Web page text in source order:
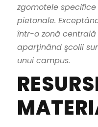
zgomotele
pietonale.
într-o zonă
aparţinând şcolii
unui campus.